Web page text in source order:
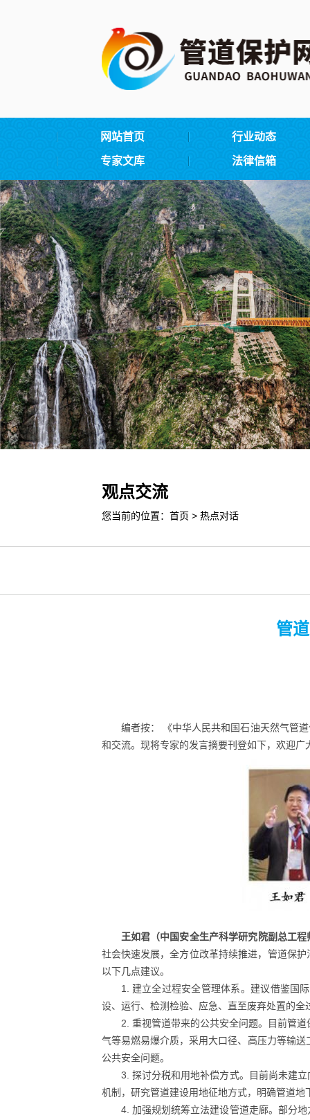
网站首页 行业动态
专家文库 法律信箱
观点交流
您当前的位置： 首页 > 热点对话
管
编者按： 《中华人民共和国石油天然气管
和交流。现将专家的发言摘要刊登如下，欢迎
王如君（中国安全生产科学研究院副总工程
社会快速发展，全方位改革持续推进，管道保
以下几点建议。
1. 建立全过程安全管理体系。建议借鉴国
设、运行、检测检验、应急、直至废弃处置的
2. 重视管道带来的公共安全问题。目前管
气等易燃易爆介质，采用大口径、高压力等输
公共安全问题。
3. 探讨分税和用地补偿方式。目前尚未建
机制，研究管道建设用地征地方式，明确管道
4. 加强规划统筹立法建设管道走廊。部分